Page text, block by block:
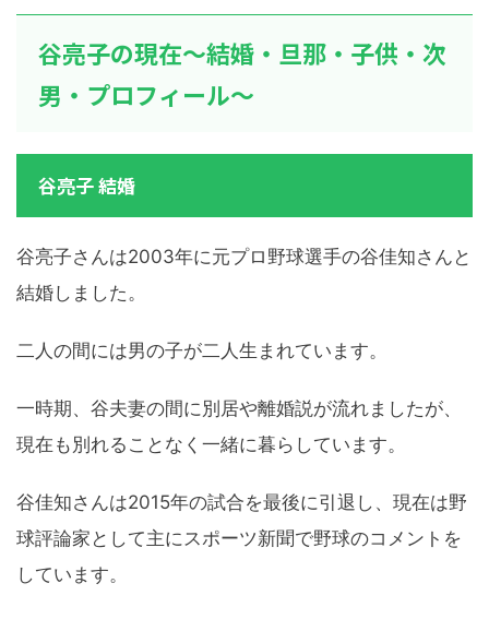
谷亮子の現在～結婚・旦那・子供・次
男・プロフィール～
谷亮子 結婚
谷亮子さんは2003年に元プロ野球選手の谷佳知さんと
結婚しました。
二人の間には男の子が二人生まれています。
一時期、谷夫妻の間に別居や離婚説が流れましたが、
現在も別れることなく一緒に暮らしています。
谷佳知さんは2015年の試合を最後に引退し、現在は野
球評論家として主にスポーツ新聞で野球のコメントを
しています。